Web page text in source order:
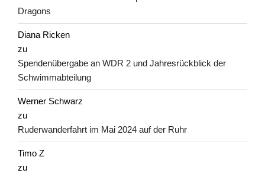
Dragons
Diana Ricken
zu
Spendenübergabe an WDR 2 und Jahresrückblick der
Schwimmabteilung
Werner Schwarz
zu
Ruderwanderfahrt im Mai 2024 auf der Ruhr
Timo Z
zu